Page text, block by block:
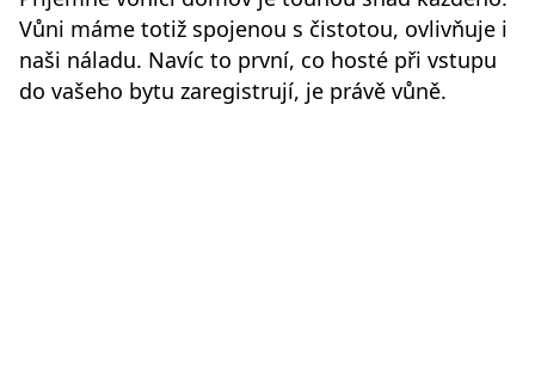
Vůni máme totiž spojenou s čistotou, ovlivňuje i
naši náladu. Navíc to první, co hosté při vstupu
do vašeho bytu zaregistrují, je právě vůně.